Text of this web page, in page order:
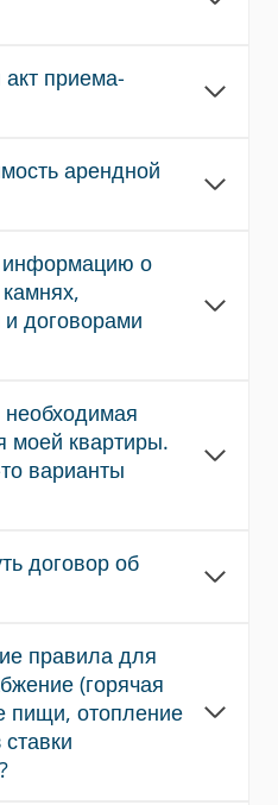
приема-
арендной
информацию о
договорами
моей квартиры.
варианты
договор об
правила для
(горячая
пищи, отопление